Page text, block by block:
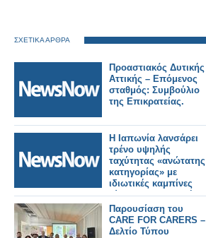
ΣΧΕΤΙΚΑ ΑΡΘΡΑ
Προαστιακός Δυτικής
Αττικής – Επόμενος
σταθμός: Συμβούλιο
της Επικρατείας.
Η Ιαπωνία λανσάρει
τρένο υψηλής
ταχύτητας «ανώτατης
κατηγορίας» με
ιδιωτικές καμπίνες
τύπου αεροπορικής
εταιρείας.
Παρουσίαση του
CARE FOR CARERS –
Δελτίο Τύπου